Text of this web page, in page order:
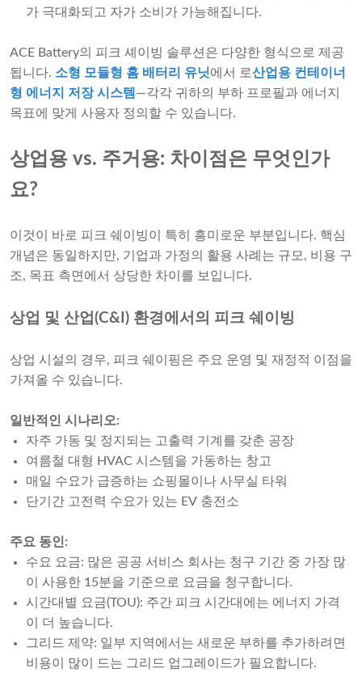
가 극대화되고 자가 소비가 가능해집니다.
ACE Battery의 피크 셰이빙 솔루션은 다양한 형식으로 제공
됩니다. 소형 모듈형 홈 배터리 유닛에서 로산업용 컨테이너
형 에너지 저장 시스템 —각각 귀하의 부하 프로필과 에너지
목표에 맞게 사용자 정의할 수 있습니다.
상업용 vs. 주거용: 차이점은 무엇인가
요?
이것이 바로 피크 쉐이빙이 특히 흥미로운 부분입니다. 핵심
개념은 동일하지만, 기업과 가정의 활용 사례는 규모, 비용 구
조, 목표 측면에서 상당한 차이를 보입니다.
상업 및 산업(C&I) 환경에서의 피크 쉐이빙
상업 시설의 경우, 피크 쉐이핑은 주요 운영 및 재정적 이점을
가져올 수 있습니다.
일반적인 시나리오:
자주 가동 및 정지되는 고출력 기계를 갖춘 공장
여름철 대형 HVAC 시스템을 가동하는 창고
매일 수요가 급증하는 쇼핑몰이나 사무실 타워
단기간 고전력 수요가 있는 EV 충전소
주요 동인:
수요 요금: 많은 공공 서비스 회사는 청구 기간 중 가장 많
이 사용한 15분을 기준으로 요금을 청구합니다.
시간대별 요금(TOU): 주간 피크 시간대에는 에너지 가격
이 더 높습니다.
그리드 제약: 일부 지역에서는 새로운 부하를 추가하려면
비용이 많이 드는 그리드 업그레이드가 필요합니다.